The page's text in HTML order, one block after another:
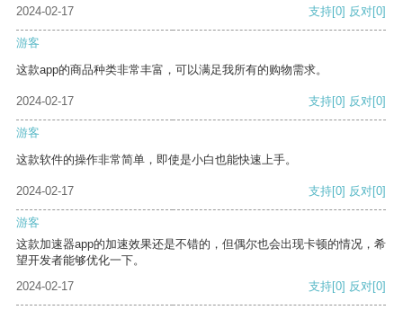
2024-02-17
支持[0] 反对[0]
游客
这款app的商品种类非常丰富，可以满足我所有的购物需求。
2024-02-17 支持[0] 反对[0]
游客
这款软件的操作非常简单，即使是小白也能快速上手。
2024-02-17 支持[0] 反对[0]
游客
这款加速器app的加速效果还是不错的，但偶尔也会出现卡顿的情况，希
望开发者能够优化一下。
2024-02-17
支持[0] 反对[0]